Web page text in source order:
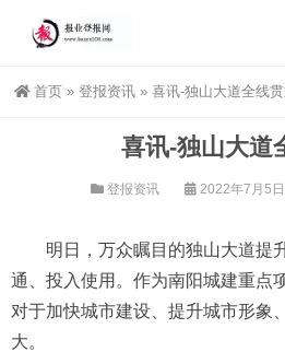
首页 » 登报资讯 » 喜讯-独山大道全线
喜讯-独山大道
登报资讯 2022年7月5
明日，万众瞩目的独山大道提
通、投入使用。作为南阳城建重点
对于加快城市建设、提升城市形象
大。